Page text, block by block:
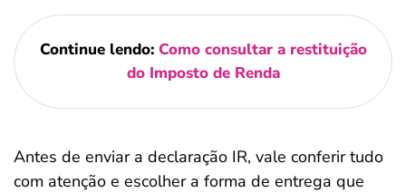
Continue lendo: Como consultar a restituição
do Imposto de Renda
Antes de enviar a declaração IR, vale conferir tudo
com atenção e escolher a forma de entrega que